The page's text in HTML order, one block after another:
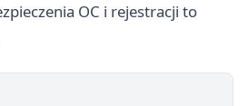
OC i rejestracji to